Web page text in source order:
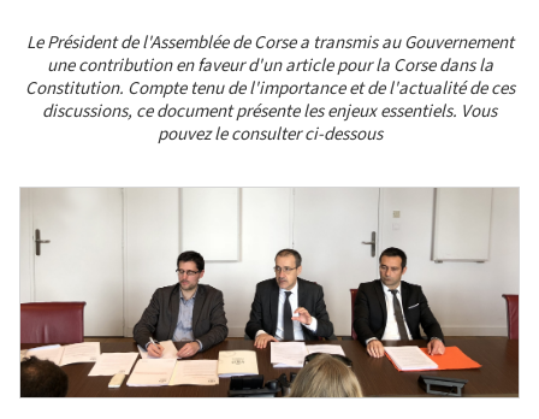
Le Président de l'Assemblée de Corse a transmis au Gouvernement
une contribution en faveur d'un article pour la Corse dans la
Constitution. Compte tenu de l'importance et de l'actualité de ces
discussions, ce document présente les enjeux essentiels. Vous
pouvez le consulter ci-dessous